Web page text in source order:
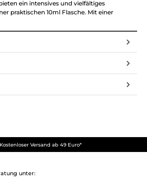
ein intensives und vielfältiges
praktischen 10ml Flasche. Mit einer
Kostenloser Versand ab 49 Euro*
unter: